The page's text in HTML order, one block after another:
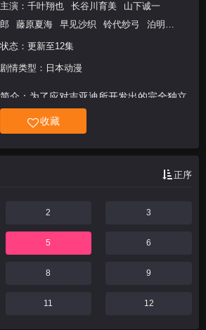
主演： 千叶翔也 长谷川育美
山下诚一
郎
藤原夏海 早见沙织 铃代纱弓
泊明日
菜
久野美咲 内田夕夜
辉
村田太志 植木慎英
状态：更新至12集
剧情类型：日本动漫
简介：为了应对吉亚迪所开发出的完全独立
无人战斗兵器“军团”的入侵，其邻国圣格诺
利亚共和国开发了无人战斗兵器毁灭之力。
但是，无人战斗机只是空有名号，实际是没
收藏
正序
2 3
5 6
8 9
11 12